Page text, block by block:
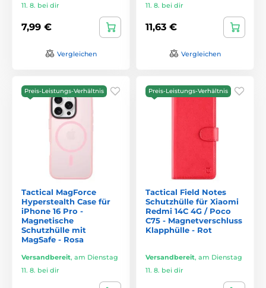
11. 8. bei dir
7,99 €
Vergleichen
11. 8. bei dir
11,63 €
Vergleichen
Preis-Leistungs-Verhältnis
Tactical MagForce
Hyperstealth Case für
iPhone 16 Pro -
Magnetische
Schutzhülle mit
MagSafe - Rosa
Versandbereit, am Dienstag
11. 8. bei dir
Preis-Leistungs-Verhältnis
Tactical Field Notes
Schutzhülle für Xiaomi
Redmi 14C 4G / Poco
C75 - Magnetverschluss
Klapphülle - Rot
Versandbereit, am Dienstag
11. 8. bei dir